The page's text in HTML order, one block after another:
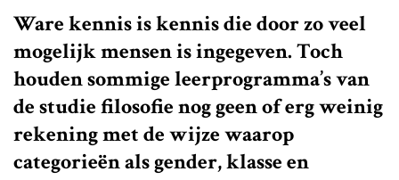
Ware kennis is kennis die door zo veel
mogelijk mensen is ingegeven. Toch
houden sommige leerprogramma’s van
de studie filosofie nog geen of erg weinig
rekening met de wijze waarop
categorieën als gender, klasse en